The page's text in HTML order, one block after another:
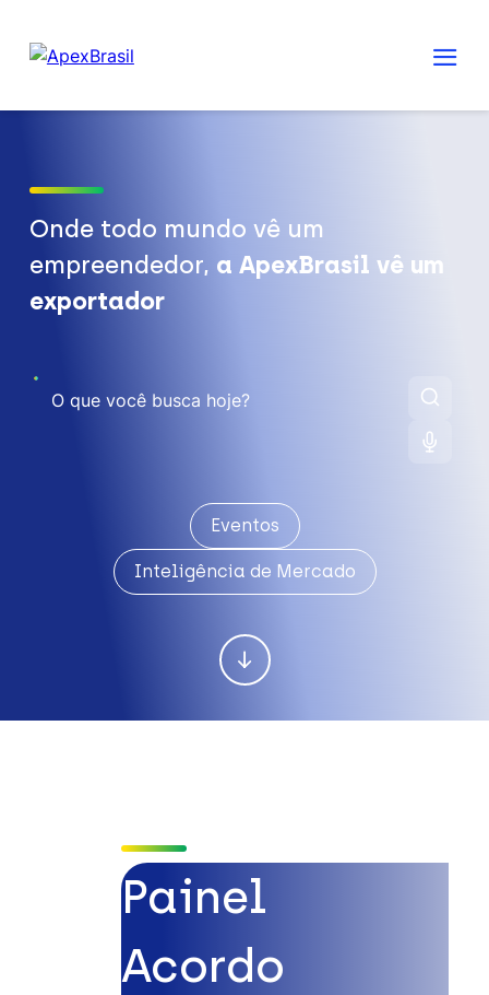
Onde todo mundo vê um
empreendedor, a ApexBrasil vê um
exportador
Eventos
Inteligência de Mercado
Painel
Acordo